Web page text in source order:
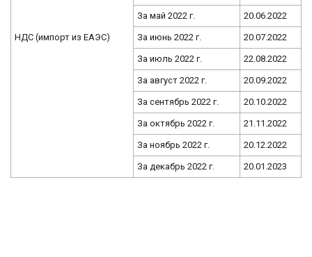
НДС (импорт из ЕАЭС)
За май 2022 г. 20.06.2022
За июнь 2022 г. 20.07.2022
За июль 2022 г. 22.08.2022
За август 2022 г. 20.09.2022
За сентябрь 2022 г. 20.10.2022
За октябрь 2022 г. 21.11.2022
За ноябрь 2022 г. 20.12.2022
За декабрь 2022 г. 20.01.2023